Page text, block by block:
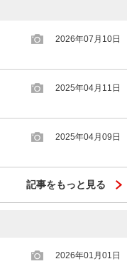
2026年07月10日
2025年04月11日
2025年04月09日
記事をもっと見る
2026年01月01日